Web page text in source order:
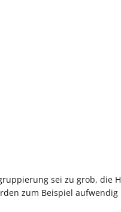
sei zu grob, die
zum Beispiel